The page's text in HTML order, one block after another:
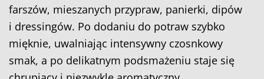
farszów, mieszanych przypraw, panierki, dipów
i dressingów. Po dodaniu do potraw szybko
mięknie, uwalniając intensywny czosnkowy
smak, a po delikatnym podsmażeniu staje się